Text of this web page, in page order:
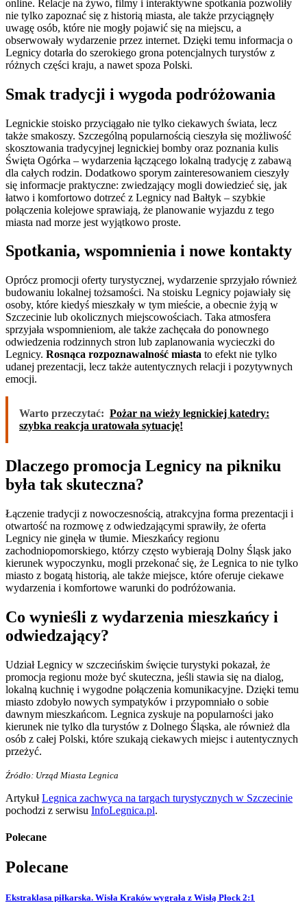
online. Relacje na żywo, filmy i interaktywne spotkania pozwoliły
nie tylko zapoznać się z historią miasta, ale także przyciągnęły
uwagę osób, które nie mogły pojawić się na miejscu, a
obserwowały wydarzenie przez internet. Dzięki temu informacja o
Legnicy dotarła do szerokiego grona potencjalnych turystów z
różnych części kraju, a nawet spoza Polski.
Smak tradycji i wygoda podróżowania
Legnickie stoisko przyciągało nie tylko ciekawych świata, lecz
także smakoszy. Szczególną popularnością cieszyła się możliwość
skosztowania tradycyjnej legnickiej bomby oraz poznania kulis
Święta Ogórka – wydarzenia łączącego lokalną tradycję z zabawą
dla całych rodzin. Dodatkowo sporym zainteresowaniem cieszyły
się informacje praktyczne: zwiedzający mogli dowiedzieć się, jak
łatwo i komfortowo dotrzeć z Legnicy nad Bałtyk – szybkie
połączenia kolejowe sprawiają, że planowanie wyjazdu z tego
miasta nad morze jest wyjątkowo proste.
Spotkania, wspomnienia i nowe kontakty
Oprócz promocji oferty turystycznej, wydarzenie sprzyjało również
budowaniu lokalnej tożsamości. Na stoisku Legnicy pojawiały się
osoby, które kiedyś mieszkały w tym mieście, a obecnie żyją w
Szczecinie lub okolicznych miejscowościach. Taka atmosfera
sprzyjała wspomnieniom, ale także zachęcała do ponownego
odwiedzenia rodzinnych stron lub zaplanowania wycieczki do
Legnicy. Rosnąca rozpoznawalność miasta to efekt nie tylko
udanej prezentacji, lecz także autentycznych relacji i pozytywnych
emocji.
Warto przeczytać: Pożar na wieży legnickiej katedry:
szybka reakcja uratowała sytuację!
Dlaczego promocja Legnicy na pikniku
była tak skuteczna?
Łączenie tradycji z nowoczesnością, atrakcyjna forma prezentacji i
otwartość na rozmowę z odwiedzającymi sprawiły, że oferta
Legnicy nie ginęła w tłumie. Mieszkańcy regionu
zachodniopomorskiego, którzy często wybierają Dolny Śląsk jako
kierunek wypoczynku, mogli przekonać się, że Legnica to nie tylko
miasto z bogatą historią, ale także miejsce, które oferuje ciekawe
wydarzenia i komfortowe warunki do podróżowania.
Co wynieśli z wydarzenia mieszkańcy i
odwiedzający?
Udział Legnicy w szczecińskim święcie turystyki pokazał, że
promocja regionu może być skuteczna, jeśli stawia się na dialog,
lokalną kuchnię i wygodne połączenia komunikacyjne. Dzięki temu
miasto zdobyło nowych sympatyków i przypomniało o sobie
dawnym mieszkańcom. Legnica zyskuje na popularności jako
kierunek nie tylko dla turystów z Dolnego Śląska, ale również dla
osób z całej Polski, które szukają ciekawych miejsc i autentycznych
przeżyć.
Źródło: Urząd Miasta Legnica
ArtykułLegnica zachwyca na targach turystycznych w Szczecinie
pochodzi z serwisu InfoLegnica.pl.
Polecane
Polecane
Ekstraklasa piłkarska. Wisła Kraków wygrała z Wisłą Płock 2:1